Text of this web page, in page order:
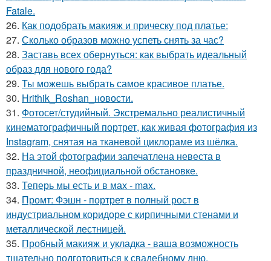
Fatale.
26. Как подобрать макияж и прическу под платье:
27. Сколько образов можно успеть снять за час?
28. Заставь всех обернуться: как выбрать идеальный
образ для нового года?
29. Ты можешь выбрать самое красивое платье.
30. Hrithik_Roshan_новости.
31. Фотосет/студийный. Экстремально реалистичный
кинематографичный портрет, как живая фотография из
Instagram, снятая на тканевой циклораме из шёлка.
32. На этой фотографии запечатлена невеста в
праздничной, неофициальной обстановке.
33. Теперь мы есть и в мах - max.
34. Промт: Фэшн - портрет в полный рост в
индустриальном коридоре с кирпичными стенами и
металлической лестницей.
35. Пробный макияж и укладка - ваша возможность
тщательно подготовиться к свадебному дню.